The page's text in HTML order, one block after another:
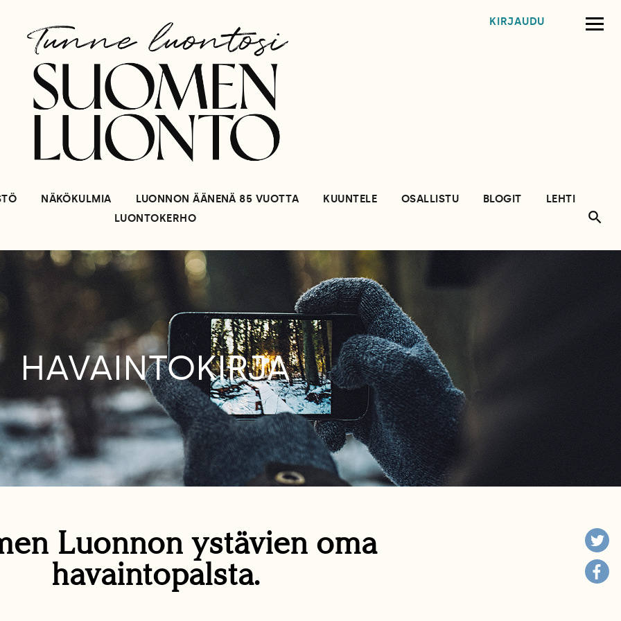
KIRJAUDU
NÄKÖKULMIA LUONNON ÄÄNENÄ 85 VUOTTA KUUNTELE OSALLISTU BLOGIT
LEHTI
LUONTOKERHO
HAVAINTOKIRJA
Luonnon ystävien oma
havaintopalsta.